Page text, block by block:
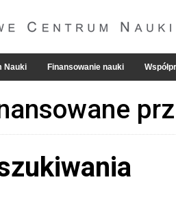
Nauki Finansowanie nauki